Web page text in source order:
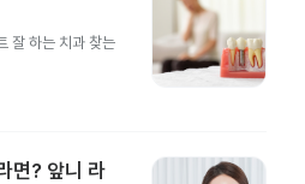
잘 하는 치과 찾는
면? 앞니 라